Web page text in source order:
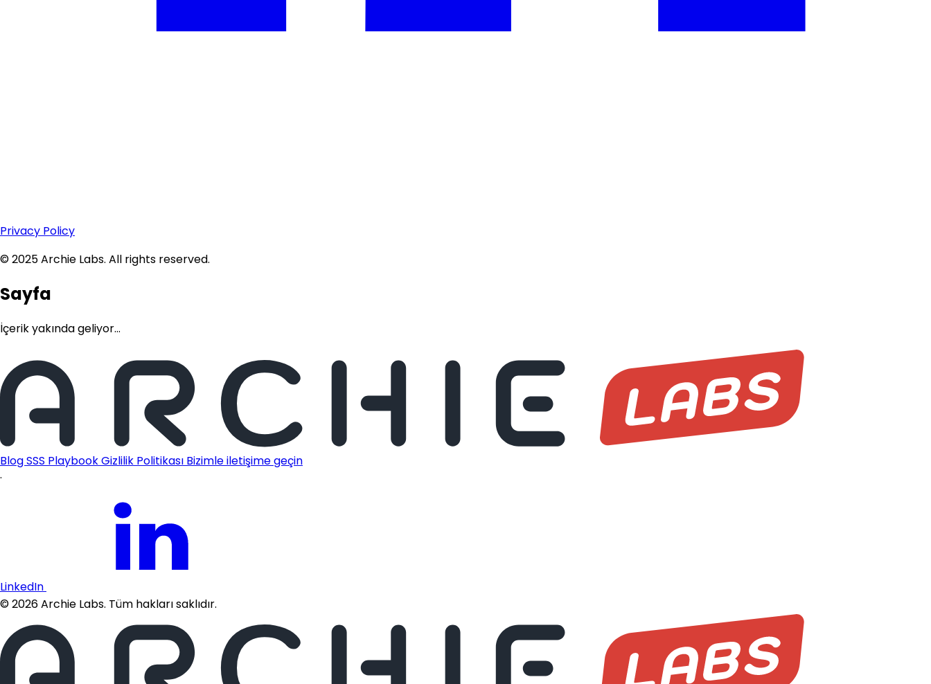
Privacy Policy
© 2025 Archie Labs. All rights reserved.
Sayfa
İçerik yakında geliyor...
BlogSSS PlaybookGizlilik Politikası Bizimle iletişime geçin
·
LinkedIn
©2026Archie Labs. Tüm hakları saklıdır.